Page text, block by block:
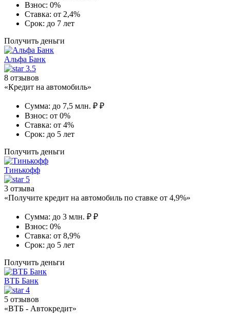
Взнос: 0%
Ставка: от 2,4%
Срок: до 7 лет
Получить деньги
Альфа Банк
3.5
8 отзывов
«Кредит на автомобиль»
Сумма: до 7,5 млн. ₽ ₽
Взнос: от 0%
Ставка: от 4%
Срок: до 5 лет
Получить деньги
Тинькофф
5
3 отзыва
«Получите кредит на автомобиль по ставке от 4,9%»
Сумма: до 3 млн. ₽ ₽
Взнос: 0%
Ставка: от 8,9%
Срок: до 5 лет
Получить деньги
ВТБ Банк
4
5 отзывов
«ВТБ - Автокредит»